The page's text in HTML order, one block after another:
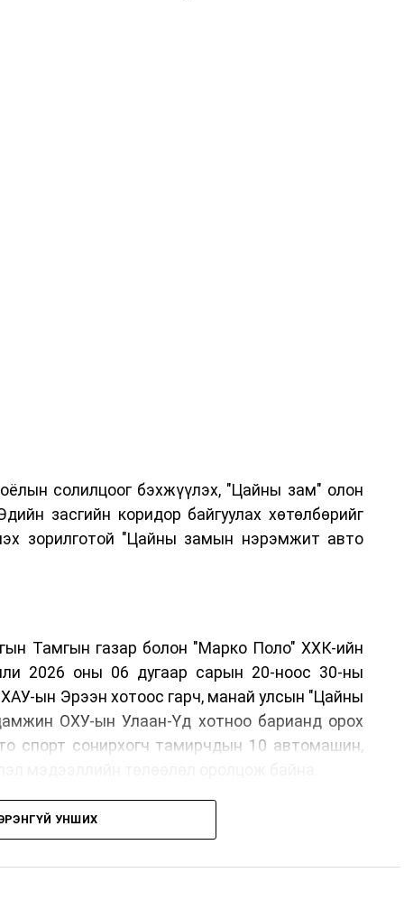
солилцоог бэхжүүлэх, "Цайны зам" олон
засгийн коридор байгуулах хөтөлбөрийг
зорилготой "Цайны замын нэрэмжит авто
Тамгын газар болон "Марко Поло" ХХК-ийн
2026 оны 06 дугаар сарын 20-ноос 30-ны
ын Эрээн хотоос гарч, манай улсын "Цайны
ОХУ-ын Улаан-Үд хотноо барианд орох
спорт сонирхогч тамирчдын 10 автомашин,
УНШИХ